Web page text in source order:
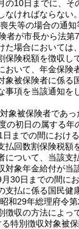
の10日までに、そ
なければならない。
失等の場合の通知
者が市長から法第
た場合においては
保険税額を徴収し
おいて、年金保険
象被保険者に係る
事項を当該通知を
象被保険者であ
の初日の属する年
までの間におけ
払回数割保険税額
について、当該支
対象年金給付が当
30日までの間に
支払に係る国民健
和29年総理府令
徴収の方法によっ
る特別徴収対象被